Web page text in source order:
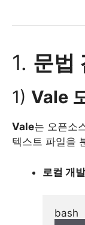
1. 문법
1) Vale
Vale는 오픈소
텍스트 파일을
로컬 개
bash